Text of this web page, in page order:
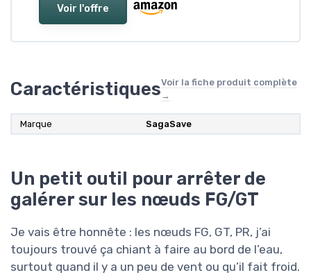
Voir l'offre
CaractéristiquesVoir la fiche produit complète
→
Marque ‎SagaSave
Un petit outil pour arrêter de
galérer sur les nœuds FG/GT
Je vais être honnête : les nœuds FG, GT, PR, j’ai
toujours trouvé ça chiant à faire au bord de l’eau,
surtout quand il y a un peu de vent ou qu’il fait froid.